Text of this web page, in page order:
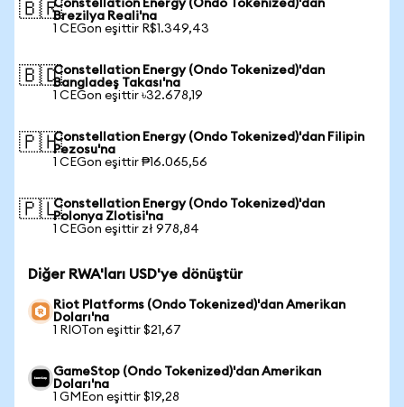
🇧🇷Constellation Energy (Ondo Tokenized)'dan
Brezilya Reali'na
1 CEGon eşittir R$1.349,43
🇧🇩Constellation Energy (Ondo Tokenized)'dan
Bangladeş Takası'na
1 CEGon eşittir ৳32.678,19
🇵🇭Constellation Energy (Ondo Tokenized)'dan Filipin
Pezosu'na
1 CEGon eşittir ₱16.065,56
🇵🇱Constellation Energy (Ondo Tokenized)'dan
Polonya Zlotisi'na
1 CEGon eşittir zł 978,84
Diğer RWA'ları USD'ye dönüştür
Riot Platforms (Ondo Tokenized)'dan Amerikan
Doları'na
1 RIOTon eşittir $21,67
GameStop (Ondo Tokenized)'dan Amerikan
Doları'na
1 GMEon eşittir $19,28